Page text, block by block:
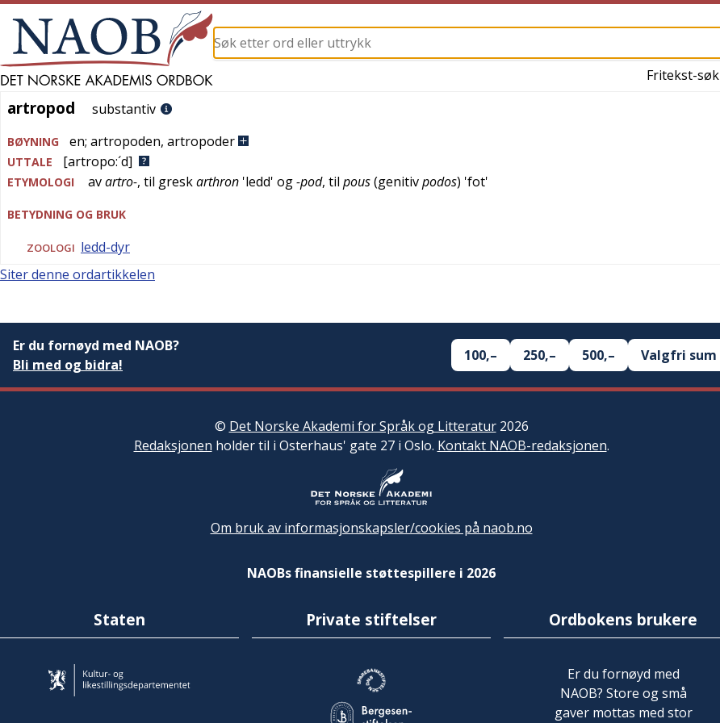
Fritekst-søk
artropod
artropod substantiv
BØYNING en; artropoden, artropoder
UTTALE [artropo:´d]
ETYMOLOGI avartro-, til greskarthron 'ledd' og-pod, til pous(genitivpodos) 'fot'
BETYDNING OG BRUK
ZOOLOGI ledd-dyr
Siter denne ordartikkelen
Er du fornøyd med NAOB?
Bli med og bidra!
100,– 250,– 500,– Valgfri sum
© Det Norske Akademi for Språk og Litteratur2026
Redaksjonen holder til i Osterhaus' gate 27 i Oslo. Kontakt NAOB-redaksjonen.
Om bruk av informasjonskapsler/cookies på naob.no
NAOBs finansielle støttespillere i 2026
Staten Private stiftelser Ordbokens brukere
Er du fornøyd med
NAOB? Store og små
gaver mottas med stor